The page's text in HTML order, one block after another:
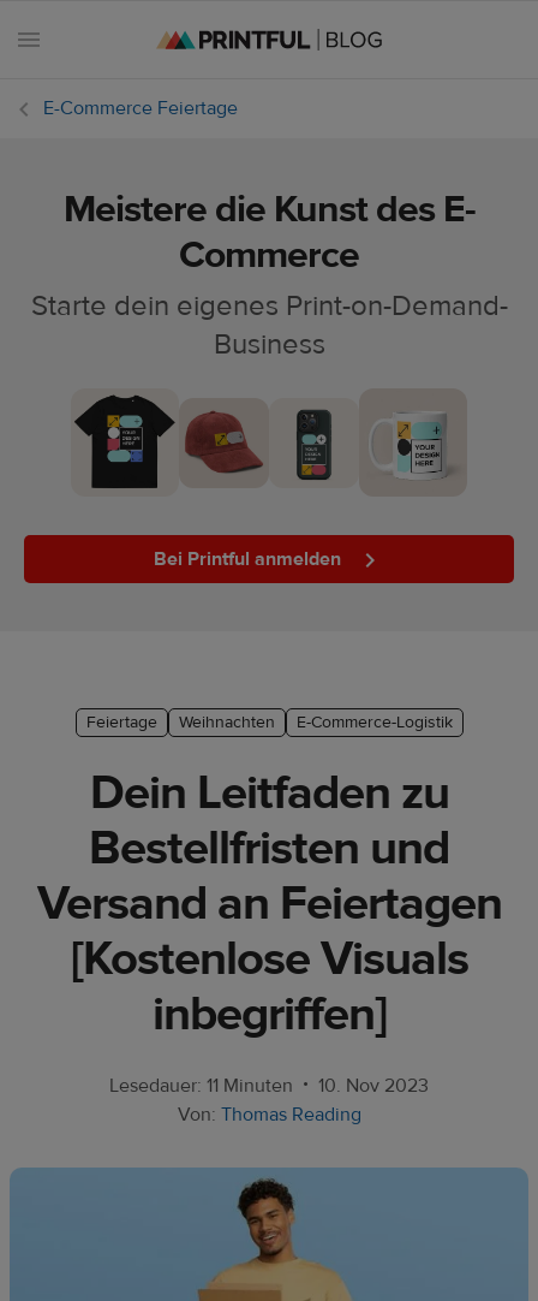
E-
Einsteiger-
Tipps
mit
Printful
Ressourcen
E-Commerce Feiertage
Meistere die Kunst des E-
Commerce
Starte dein eigenes Print-on-Demand-
Business
Bei Printful anmelden
Feiertage Weihnachten E-Commerce-Logistik
Dein Leitfaden zu
Bestellfristen und
Versand an Feiertagen
[Kostenlose Visuals
inbegriffen]
Lesedauer: 11 Minuten • 10. Nov 2023
Von: Thomas Reading